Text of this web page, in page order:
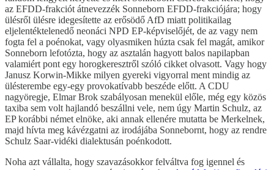
az EFDD-frakciót átnevezzék Sonneborn EFDD-frakciójára; hogy
ülésről ülésre idegesítette az erősödő AfD miatt politikailag
eljelentéktelenedő neonáci NPD EP-képviselőjét, de az vagy nem
fogta fel a poénokat, vagy olyasmiken húzta csak fel magát, amikor
Sonneborn lefotózta, hogy az asztalán hagyott balos napilapban
valamiért pont egy horogkeresztről szóló cikket olvasott. Vagy hogy
Janusz Korwin-Mikke milyen gyereki vigyorral ment mindig az
ülésterembe egy-egy provokatívabb beszéde előtt. A CDU
nagyöregje, Elmar Brok szabályosan menekül előle, még egy közös
taxiba sem volt hajlandó beszállni vele, nem úgy Martin Schulz, az
EP korábbi német elnöke, aki annak ellenére mutatta be Merkelnek,
majd hívta meg kávézgatni az irodájába Sonnebornt, hogy az rendre
Schulz Saar-vidéki dialektusán poénkodott.
Noha azt vállalta, hogy szavazásokkor felváltva fog igennel és